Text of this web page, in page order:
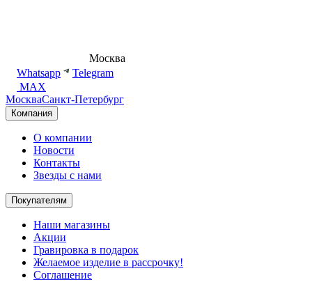
Москва
Whatsapp
Telegram
MAX
МоскваСанкт-Петербург
Компания
О компании
Новости
Контакты
Звезды с нами
Покупателям
Наши магазины
Акции
Гравировка в подарок
Желаемое изделие в рассрочку!
Соглашение